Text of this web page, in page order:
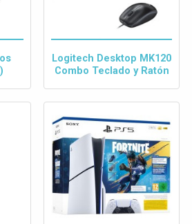
Logitech Desktop MK120
Combo Teclado y Ratón